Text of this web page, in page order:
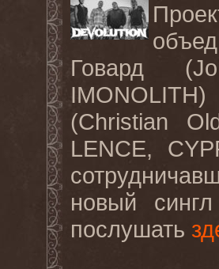
Говард
(Christian
LENCE,
новый
послушать